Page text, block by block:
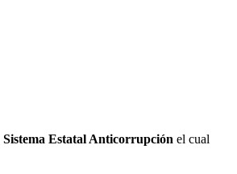
Sistema Estatal Anticorrupción el cual